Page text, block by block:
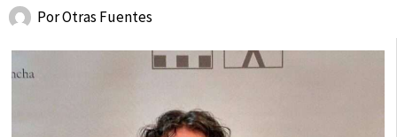
PorOtras Fuentes